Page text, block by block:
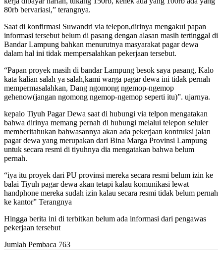
80rb bervariasi,” terangnya.
Saat di konfirmasi Suwandri via telepon,dirinya mengakui papan
informasi tersebut belum di pasang dengan alasan masih tertinggal di
Bandar Lampung bahkan menurutnya masyarakat pagar dewa
dalam hal ini tidak mempersalahkan pekerjaan tersebut.
“Papan proyek masih di bandar Lampung besok saya pasang, Kalo
kata kalian salah ya salah,kami warga pagar dewa ini tidak pernah
mempermasalahkan, Dang ngomong ngemop-ngemop
gehenow(jangan ngomong ngemop-ngemop seperti itu)”. ujarnya.
kepalo Tiyuh Pagar Dewa saat di hubungi via telpon mengatakan
bahwa dirinya memang pernah di hubungi melalui telepon seluler
memberitahukan bahwasannya akan ada pekerjaan kontruksi jalan
pagar dewa yang merupakan dari Bina Marga Provinsi Lampung
untuk secara resmi di tiyuhnya dia mengatakan bahwa belum
pernah.
“iya itu proyek dari PU provinsi mereka secara resmi belum izin ke
balai Tiyuh pagar dewa akan tetapi kalau komunikasi lewat
handphone mereka sudah izin kalau secara resmi tidak belum pernah
ke kantor” Terangnya
Hingga berita ini di terbitkan belum ada informasi dari pengawas
pekerjaan tersebut
Jumlah Pembaca 763